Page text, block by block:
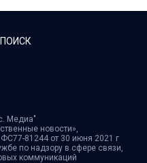
ПОИСК
Медиа"
новости»,
81244 от 30 июня 2021 г
по надзору в сфере связи,
коммуникаций